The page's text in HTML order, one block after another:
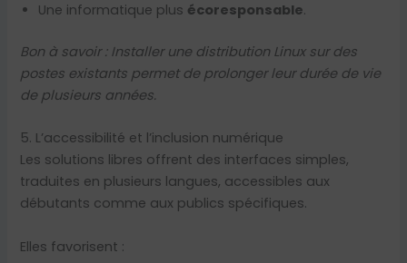
Une informatique plus écoresponsable.
Bon à savoir : Installer une distribution Linux sur des
postes existants permet de prolonger leur durée de vie
de plusieurs années.
5. L’accessibilité et l’inclusion numérique
Les solutions libres offrent des interfaces simples,
traduites en plusieurs langues, accessibles aux
débutants comme aux publics spécifiques.
Elles favorisent :